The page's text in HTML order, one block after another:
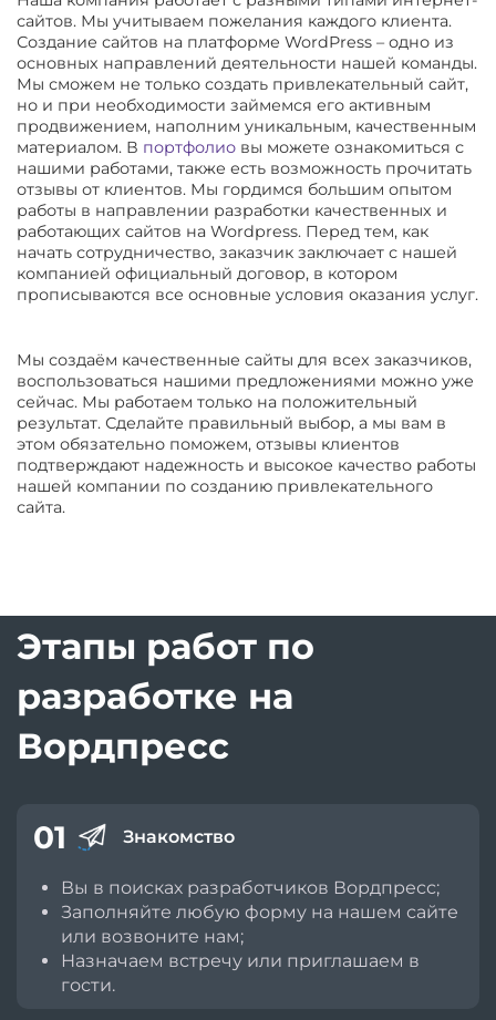
сайтов. Мы учитываем пожелания каждого клиента.
Создание сайтов на платформе WordPress – одно из
основных направлений деятельности нашей команды.
Мы сможем не только создать привлекательный сайт,
но и при необходимости займемся его активным
продвижением, наполним уникальным, качественным
материалом. В портфолио вы можете ознакомиться с
нашими работами, также есть возможность прочитать
отзывы от клиентов. Мы гордимся большим опытом
работы в направлении разработки качественных и
работающих сайтов на Wordpress. Перед тем, как
начать сотрудничество, заказчик заключает с нашей
компанией официальный договор, в котором
прописываются все основные условия оказания услуг.
Мы создаём качественные сайты для всех заказчиков,
воспользоваться нашими предложениями можно уже
сейчас. Мы работаем только на положительный
результат. Сделайте правильный выбор, а мы вам в
этом обязательно поможем, отзывы клиентов
подтверждают надежность и высокое качество работы
нашей компании по созданию привлекательного
сайта.
Этапы работ по
разработке на
Вордпресс
01 Знакомство
Вы в поисках разработчиков Вордпресс;
Заполняйте любую форму на нашем сайте
или возвоните нам;
Назначаем встречу или приглашаем в
гости.